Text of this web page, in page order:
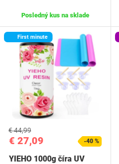
Posledný kus na sklade
First minute
€ 27,09
€ 44,99
-40 %
YIEHO 1000g číra UV